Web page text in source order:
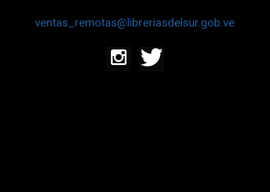
ventas_remotas@libreriasdelsur.gob.ve